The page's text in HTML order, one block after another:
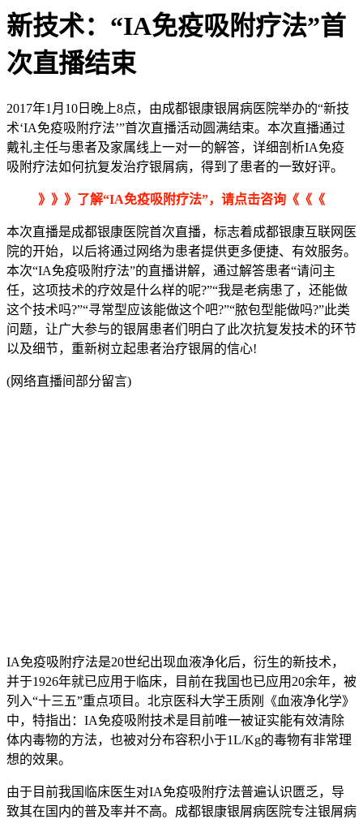
新技术：“IA免疫吸附疗法”首
次直播结束
2017年1月10日晚上8点，由成都银康银屑病医院举办的“新技
术‘IA免疫吸附疗法’”首次直播活动圆满结束。本次直播通过
戴礼主任与患者及家属线上一对一的解答，详细剖析IA免疫
吸附疗法如何抗复发治疗银屑病，得到了患者的一致好评。
》》》了解“IA免疫吸附疗法”，请点击咨询《《《
本次直播是成都银康医院首次直播，标志着成都银康互联网医
院的开始，以后将通过网络为患者提供更多便捷、有效服务。
本次“IA免疫吸附疗法”的直播讲解，通过解答患者“请问主
任，这项技术的疗效是什么样的呢?”“我是老病患了，还能做
这个技术吗?”“寻常型应该能做这个吧?”“脓包型能做吗?”此类
问题，让广大参与的银屑患者们明白了此次抗复发技术的环节
以及细节，重新树立起患者治疗银屑的信心!
(网络直播间部分留言)
IA免疫吸附疗法是20世纪出现血液净化后，衍生的新技术，
并于1926年就已应用于临床，目前在我国也已应用20余年，被
列入“十三五”重点项目。北京医科大学王质刚《血液净化学》
中，特指出：IA免疫吸附技术是目前唯一被证实能有效清除
体内毒物的方法，也被对分布容积小于1L/Kg的毒物有非常理
想的效果。
由于目前我国临床医生对IA免疫吸附疗法普遍认识匮乏，导
致其在国内的普及率并不高。成都银康银屑病医院专注银屑病